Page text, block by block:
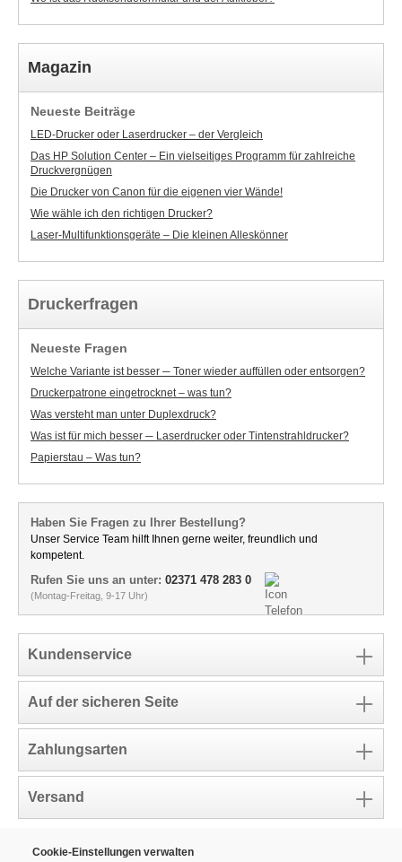
Magazin
Neueste Beiträge
LED-Drucker oder Laserdrucker – der Vergleich
Das HP Solution Center – Ein vielseitiges Programm für zahlreiche
Druckvergnügen
Die Drucker von Canon für die eigenen vier Wände!
Wie wähle ich den richtigen Drucker?
Laser-Multifunktionsgeräte – Die kleinen Alleskönner
Druckerfragen
Neueste Fragen
Welche Variante ist besser ─ Toner wieder auffüllen oder entsorgen?
Druckerpatrone eingetrocknet – was tun?
Was versteht man unter Duplexdruck?
Was ist für mich besser ─ Laserdrucker oder Tintenstrahldrucker?
Papierstau – Was tun?
Haben Sie Fragen zu Ihrer Bestellung?
Unser Service Team hilft Ihnen gerne weiter, freundlich und
kompetent.
Rufen Sie uns an unter: 02371 478 283 0
(Montag-Freitag, 9-17 Uhr)
Kundenservice
Auf der sicheren Seite
Zahlungsarten
Versand
Cookie-Einstellungen verwalten